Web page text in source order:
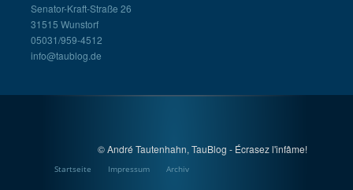
Senator-Kraft-Straße 26
31515 Wunstorf
05031/959-4512
info@taublog.de
© André Tautenhahn, TauBlog - Écrasez l'infâme!
Startseite Impressum Archiv